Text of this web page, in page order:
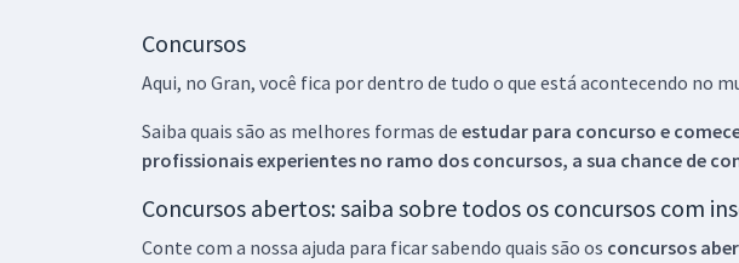
Concursos
Aqui, no Gran, você fica por dentro de tudo o que está acontecendo no
Saiba quais são as melhores formas de estudar para concurso e
profissionais experientes no ramo dos concursos, a sua chance de
Concursos abertos: saiba sobre todos os concursos com
Conte com a nossa ajuda para ficar sabendo quais são os concursos